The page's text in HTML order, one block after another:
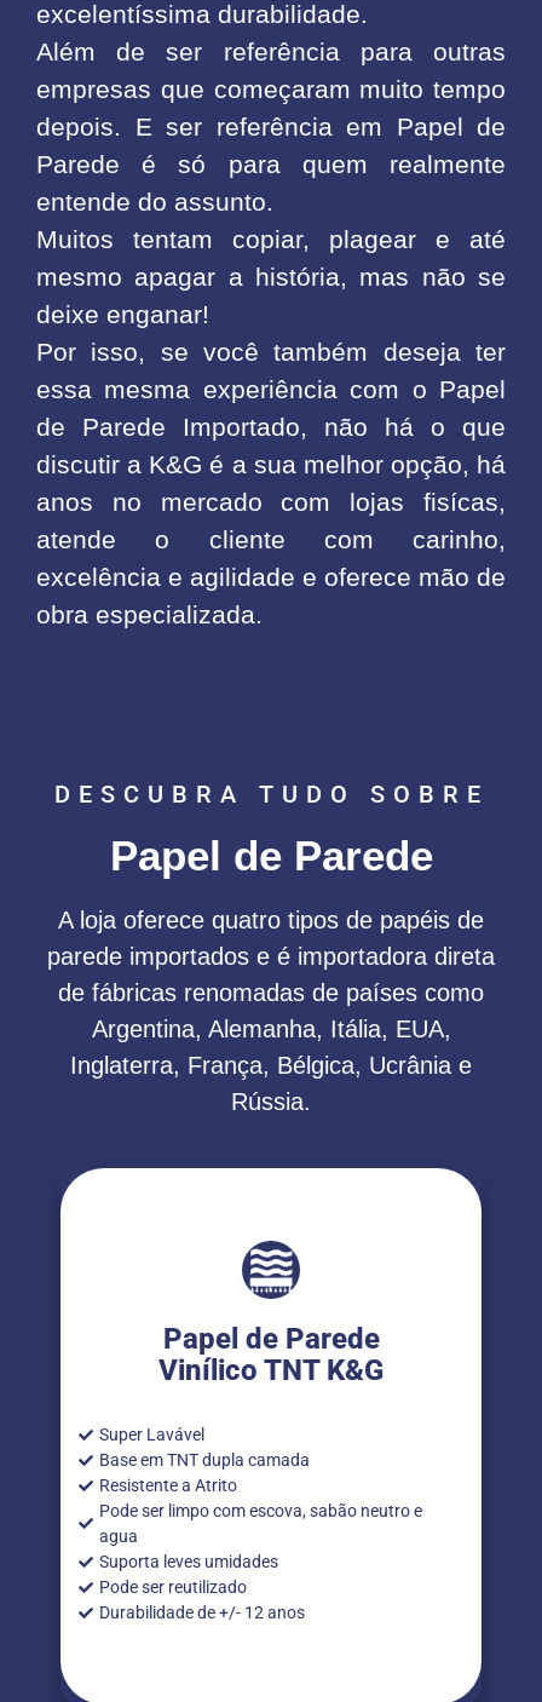
excelentíssima durabilidade.
Além de ser referência para outras
empresas que começaram muito tempo
depois. E ser referência em Papel de
Parede é só para quem realmente
entende do assunto.
Muitos tentam copiar, plagear e até
mesmo apagar a história, mas não se
deixe enganar!
Por isso, se você também deseja ter
essa mesma experiência com o Papel
de Parede Importado, não há o que
discutir a K&G é a sua melhor opção, há
anos no mercado com lojas fisícas,
atende o cliente com carinho,
excelência e agilidade e oferece mão de
obra especializada.
DESCUBRA TUDO SOBRE
Papel de Parede
A loja oferece quatro tipos de papéis de
parede importados e é importadora direta
de fábricas renomadas de países como
Argentina, Alemanha, Itália, EUA,
Inglaterra, França, Bélgica, Ucrânia e
Rússia.
Papel de Parede
Vinílico TNT K&G
Super Lavável
Base em TNT dupla camada
Resistente a Atrito
Pode ser limpo com escova, sabão neutro e
agua
Suporta leves umidades
Pode ser reutilizado
Durabilidade de +/- 12 anos